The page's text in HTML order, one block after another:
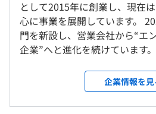
◆ミドルウェアバージョンアップ
PM支援
業務：リスク・課題整理/進捗・
就業場所の変更範囲
＜雇入時＞
雇入時：東京本社
変更範囲：会社の定める場所
600万円／PL[PM]（Java等エン
530万円／PL（サーバーエンジ
として2015年に創業し、現在
心に事業を展開しています。
門を新設し、営業会社から“エ
企業”へと進化を続けています。 当社の特徴は、エン
を大切にしていることです。
で事業を拡大しています。 エ
希望やキャリアに向き合い、
企業情報を見